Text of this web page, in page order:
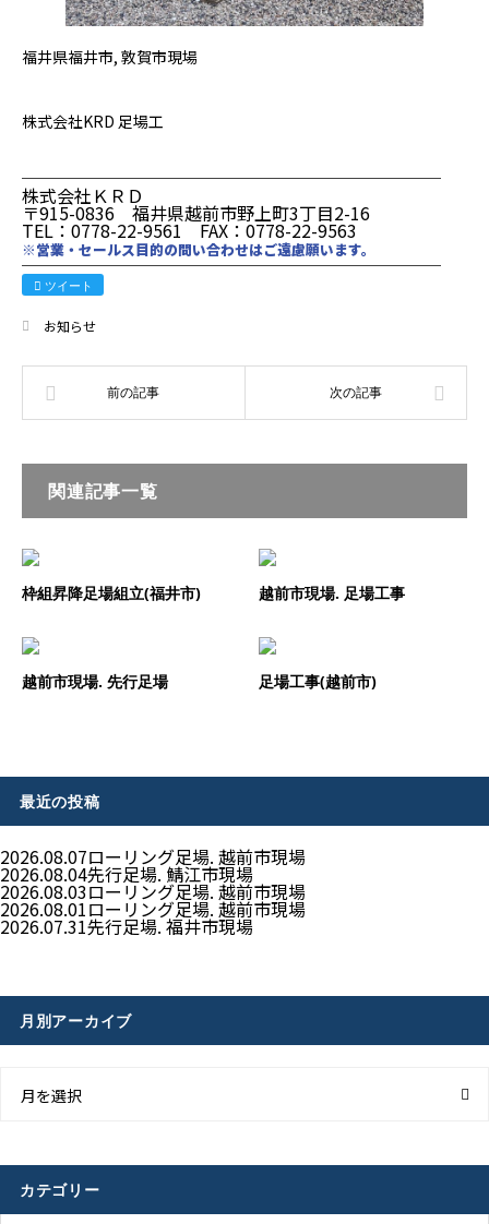
福井県福井市, 敦賀市現場
株式会社KRD 足場工
────────────────────────
株式会社ＫＲＤ
〒915-0836 福井県越前市野上町3丁目2-16
TEL：0778-22-9561 FAX：0778-22-9563
※営業・セールス目的の問い合わせはご遠慮願います。
────────────────────────
ツイート
お知らせ
関連記事一覧
枠組昇降足場組立(福井市) 越前市現場. 足場工事
越前市現場. 先行足場 足場工事(越前市)
最近の投稿
2026.08.07ローリング足場. 越前市現場
2026.08.04先行足場. 鯖江市現場
2026.08.03ローリング足場. 越前市現場
2026.08.01ローリング足場. 越前市現場
2026.07.31先行足場. 福井市現場
月別アーカイブ
月を選択
カテゴリー